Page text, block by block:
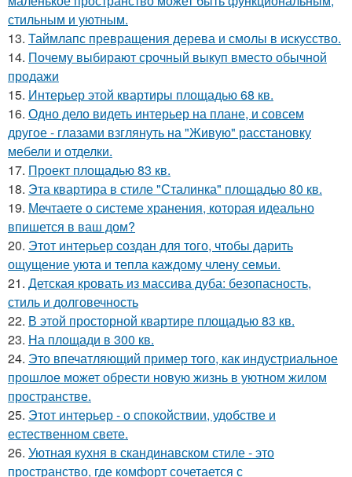
стильным и уютным.
13. Таймлапс превращения дерева и смолы в искусство.
14. Почему выбирают срочный выкуп вместо обычной
продажи
15. Интерьер этой квартиры площадью 68 кв.
16. Одно дело видеть интерьер на плане, и совсем
другое - глазами взглянуть на "Живую" расстановку
мебели и отделки.
17. Проект площадью 83 кв.
18. Эта квартира в стиле "Сталинка" площадью 80 кв.
19. Мечтаете о системе хранения, которая идеально
впишется в ваш дом?
20. Этот интерьер создан для того, чтобы дарить
ощущение уюта и тепла каждому члену семьи.
21. Детская кровать из массива дуба: безопасность,
стиль и долговечность
22. В этой просторной квартире площадью 83 кв.
23. На площади в 300 кв.
24. Это впечатляющий пример того, как индустриальное
прошлое может обрести новую жизнь в уютном жилом
пространстве.
25. Этот интерьер - о спокойствии, удобстве и
естественном свете.
26. Уютная кухня в скандинавском стиле - это
пространство, где комфорт сочетается с